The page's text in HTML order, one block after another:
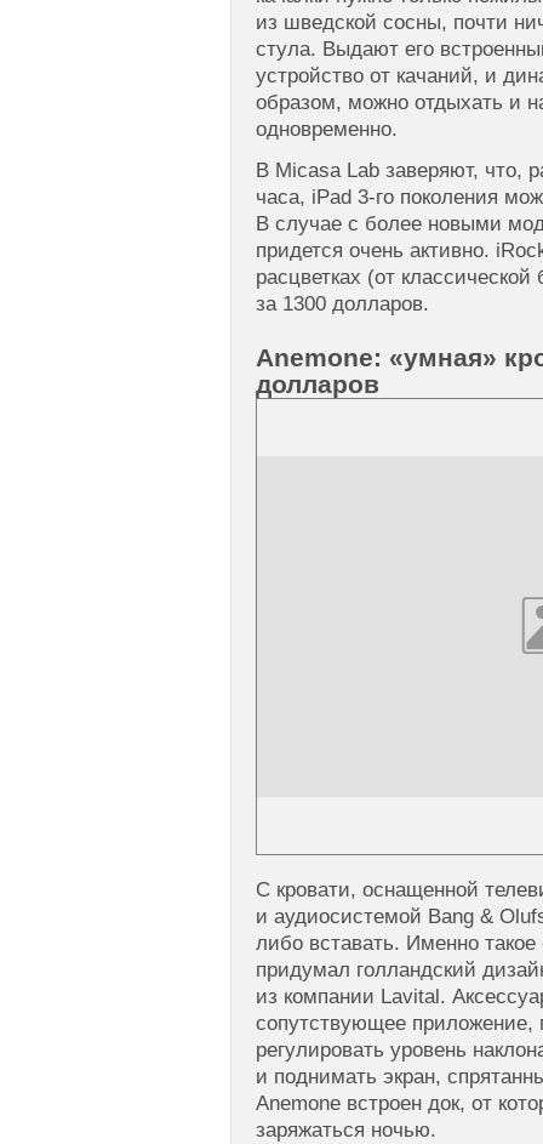
из шведской сосны, почти
стула. Выдают его
устройство от качаний, и
образом, можно отдыхать и
одновременно.
В Micasa Lab заверяют, что,
часа, iPad 3-го поколения
В случае с более новыми
придется очень активно.
расцветках (от
за 1300 долларов.
Anemone: «умная»
долларов
С кровати, оснащенной
и аудиосистемой Bang &
либо вставать. Именно
придумал голландский
из компании Lavital.
сопутствующее приложение,
регулировать уровень
и поднимать экран,
Anemone встроен док, от
заряжаться ночью.